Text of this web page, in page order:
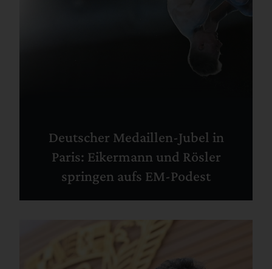
Deutscher Medaillen-Jubel in
Paris: Eikermann und Rösler
springen aufs EM-Podest